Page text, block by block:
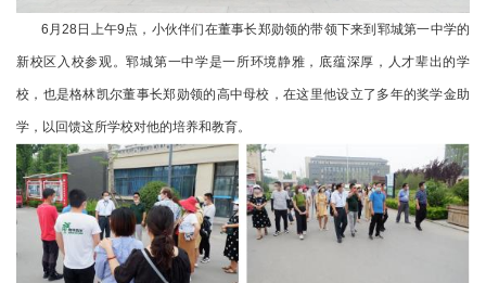
6月28日上午9点，小伙伴们在董事长郑勋领的带领下来到郓城第一中学的
新校区入校参观。郓城第一中学是一所环境静雅，底蕴深厚，人才辈出的学
校，也是格林凯尔董事长郑勋领的高中母校，在这里他设立了多年的奖学金助
学，以回馈这所学校对他的培养和教育。